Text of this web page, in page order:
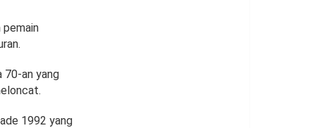
pemain
70-an yang
1992 yang